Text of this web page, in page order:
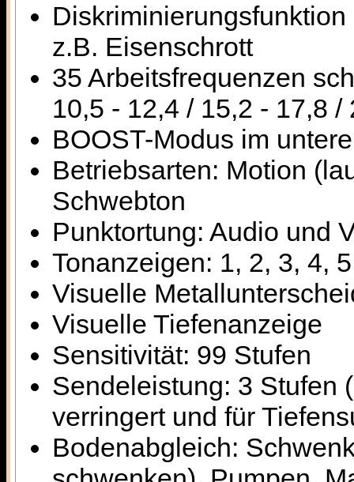
z.B. Eisenschrott
35 Arbeitsfrequenzen
10,5 - 12,4 / 15,2 - 17,8 /
BOOST-Modus im
Betriebsarten: Motion
Schwebton
Punktortung: Audio und
Tonanzeigen: 1, 2, 3, 4,
Visuelle
Visuelle Tiefenanzeige
Sensitivität: 99 Stufen
Sendeleistung: 3 Stufen
verringert und für
Bodenabgleich: